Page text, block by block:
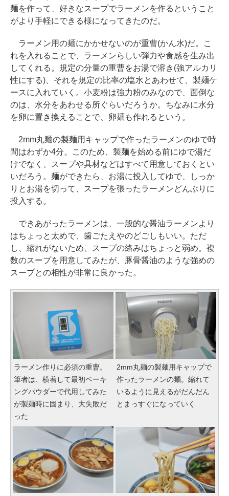
麺を作って、好きなスープでラーメンを作るということ
がより手軽にできる様になってきたのだ。
ラーメン用の麺にかかせないのが重曹(かん水)だ。こ
れを入れることで、ラーメンらしい弾力や食感を生み出
してくれる。規定の分量の重曹をお湯で溶き(強アルカリ
性にする)、それを規定の比率の塩水とあわせて、製麺ケ
ースに入れていく。小麦粉は強力粉のみなので、面倒な
のは、水分をあわせる所ぐらいだろうか。ちなみに水分
を卵に置き換えることで、卵麺も作れるという。
2mm丸麺の製麺用キャップで作ったラーメンのゆで時
間はわずか4分。このため、製麺を始める前にゆで湯だ
けでなく、スープや具材などはすべて用意しておくとい
いだろう。麺ができたら、お湯に投入してゆで、しっか
りとお湯を切って、スープを張ったラーメンどんぶりに
投入する。
できあがったラーメンは、一般的な醤油ラーメンより
はちょっと太めで、歯ごたえやのどごしもいい。ただ
し、縮れがないため、スープの絡みはちょっと弱め。複
数のスープを用意してみたが、豚骨醤油のような強めの
スープとの相性が非常に良かった。
ラーメン作りに必須の重曹。
筆者は、横着して最初ベーキ
ングパウダーで代用してみた
が製麺時に固まり、大失敗だ
った
2mm丸麺の製麺用キャップで
作ったラーメンの麺。縮れて
いるように見えるがだんだん
とまっすぐになっていく